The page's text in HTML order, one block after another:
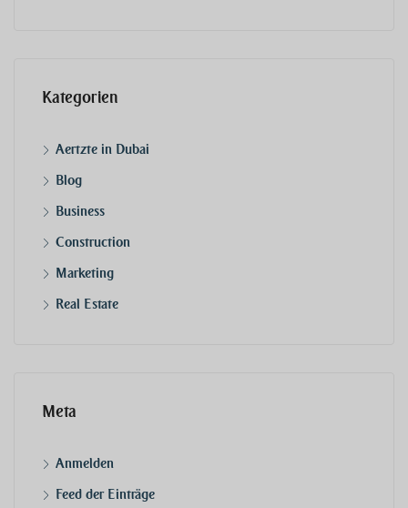
Kategorien
Aertzte in Dubai
Blog
Business
Construction
Marketing
Real Estate
Meta
Anmelden
Feed der Einträge